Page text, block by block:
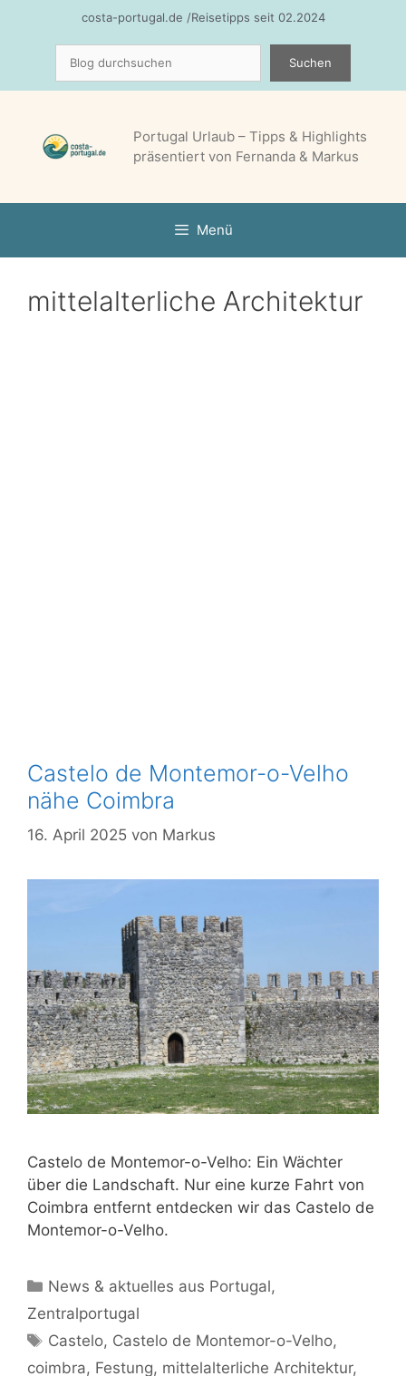
costa-portugal.de /Reisetipps seit 02.2024
Suchen
Portugal Urlaub – Tipps & Highlights
präsentiert von Fernanda & Markus
Menü
mittelalterliche Architektur
Castelo de Montemor-o-Velho
nähe Coimbra
16. April 2025 von Markus
Castelo de Montemor-o-Velho: Ein Wächter
über die Landschaft. Nur eine kurze Fahrt von
Coimbra entfernt entdecken wir das Castelo de
Montemor-o-Velho.
Kategorien
News & aktuelles aus Portugal,
Zentralportugal
Schlagwörter
Castelo, Castelo de Montemor-o-Velho,
coimbra, Festung, mittelalterliche Architektur,